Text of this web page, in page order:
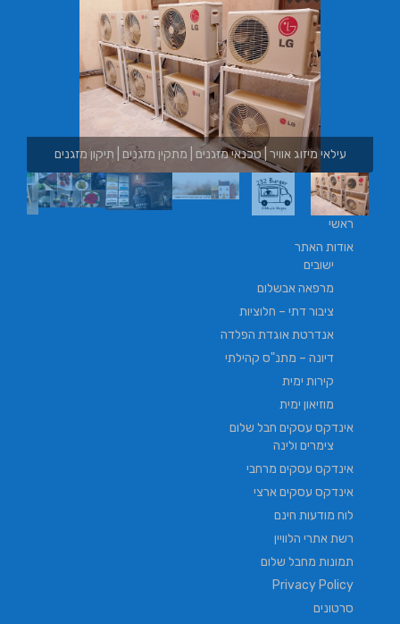
מזגנים | תיקון מזגנים בורגר באשכול | בורגר 232 | Burger 232 | בורגר בר
ראשי
אודות האתר
ישובים
מרפאה אבשלום
ציבור דתי – חלוציות
אנדרטת אוגדת הפלדה
דיונה – מתנ"ס קהילתי
קירות ימית
מוזיאון ימית
אינדקס עסקים חבל שלום
צימרים ולינה
אינדקס עסקים מרחבי
אינדקס עסקים ארצי
לוח מודעות חינם
רשת אתרי הלוויין
תמונות מחבל שלום
Privacy Policy
סרטונים